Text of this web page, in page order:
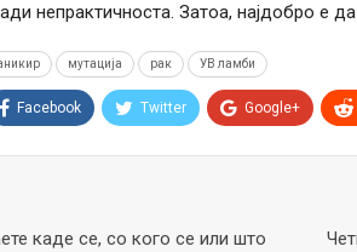
непрактичноста. Затоа, најдобро е
мутација рак УВ ламби
Facebook Twitter Google+
каде се, со кого се или што